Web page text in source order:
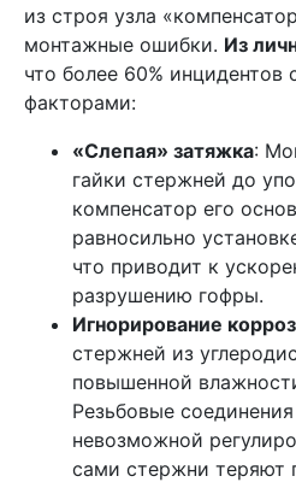
из строя узла
монтажные ошибки. Из
что более 60% инцидентов
факторами:
«Слепая» затяжка:
гайки стержней до
компенсатор его
равносильно
что приводит к
разрушению гофры.
Игнорирование
стержней из
повышенной
Резьбовые
невозможной
сами стержни теряют